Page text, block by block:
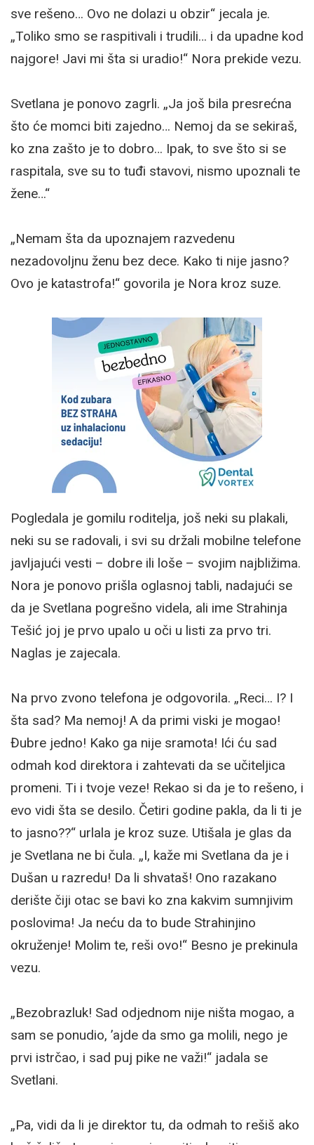
sve rešeno… Ovo ne dolazi u obzir“ jecala je.
„Toliko smo se raspitivali i trudili… i da upadne kod
najgore! Javi mi šta si uradio!“ Nora prekide vezu.
Svetlana je ponovo zagrli. „Ja još bila presrećna
što će momci biti zajedno… Nemoj da se sekiraš,
ko zna zašto je to dobro… Ipak, to sve što si se
raspitala, sve su to tuđi stavovi, nismo upoznali te
žene…“
„Nemam šta da upoznajem razvedenu
nezadovoljnu ženu bez dece. Kako ti nije jasno?
Ovo je katastrofa!“ govorila je Nora kroz suze.
Pogledala je gomilu roditelja, još neki su plakali,
neki su se radovali, i svi su držali mobilne telefone
javljajući vesti – dobre ili loše – svojim najbližima.
Nora je ponovo prišla oglasnoj tabli, nadajući se
da je Svetlana pogrešno videla, ali ime Strahinja
Tešić joj je prvo upalo u oči u listi za prvo tri.
Naglas je zajecala.
Na prvo zvono telefona je odgovorila. „Reci… I? I
šta sad? Ma nemoj! A da primi viski je mogao!
Đubre jedno! Kako ga nije sramota! Ići ću sad
odmah kod direktora i zahtevati da se učiteljica
promeni. Ti i tvoje veze! Rekao si da je to rešeno, i
evo vidi šta se desilo. Četiri godine pakla, da li ti je
to jasno??“ urlala je kroz suze. Utišala je glas da
je Svetlana ne bi čula. „I, kaže mi Svetlana da je i
Dušan u razredu! Da li shvataš! Ono razakano
derište čiji otac se bavi ko zna kakvim sumnjivim
poslovima! Ja neću da to bude Strahinjino
okruženje! Molim te, reši ovo!“ Besno je prekinula
vezu.
„Bezobrazluk! Sad odjednom nije ništa mogao, a
sam se ponudio, ’ajde da smo ga molili, nego je
prvi istrčao, i sad puj pike ne važi!“ jadala se
Svetlani.
„Pa, vidi da li je direktor tu, da odmah to rešiš ako